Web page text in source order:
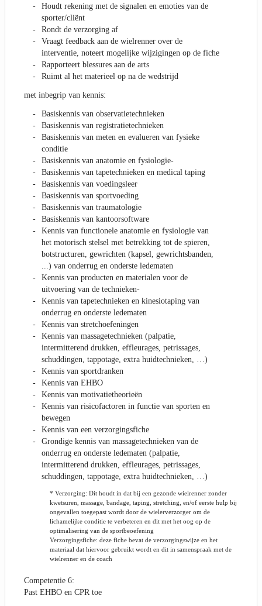
Houdt rekening met de signalen en emoties van de
sporter/cliënt
Rondt de verzorging af
Vraagt feedback aan de wielrenner over de
interventie, noteert mogelijke wijzigingen op de fiche
Rapporteert blessures aan de arts
Ruimt al het materieel op na de wedstrijd
met inbegrip van kennis:
Basiskennis van observatietechnieken
Basiskennis van registratietechnieken
Basiskennis van meten en evalueren van fysieke
conditie
Basiskennis van anatomie en fysiologie-
Basiskennis van tapetechnieken en medical taping
Basiskennis van voedingsleer
Basiskennis van sportvoeding
Basiskennis van traumatologie
Basiskennis van kantoorsoftware
Kennis van functionele anatomie en fysiologie van
het motorisch stelsel met betrekking tot de spieren,
botstructuren, gewrichten (kapsel, gewrichtsbanden,
...) van onderrug en onderste ledematen
Kennis van producten en materialen voor de
uitvoering van de technieken-
Kennis van tapetechnieken en kinesiotaping van
onderrug en onderste ledematen
Kennis van stretchoefeningen
Kennis van massagetechnieken (palpatie,
intermitterend drukken, effleurages, petrissages,
schuddingen, tappotage, extra huidtechnieken, …)
Kennis van sportdranken
Kennis van EHBO
Kennis van motivatietheorieën
Kennis van risicofactoren in functie van sporten en
bewegen
Kennis van een verzorgingsfiche
Grondige kennis van massagetechnieken van de
onderrug en onderste ledematen (palpatie,
intermitterend drukken, effleurages, petrissages,
schuddingen, tappotage, extra huidtechnieken, …)
* Verzorging: Dit houdt in dat bij een gezonde wielrenner zonder
kwetsuren, massage, bandage, taping, stretching, en/of eerste hulp bij
ongevallen toegepast wordt door de wielerverzorger om de
lichamelijke conditie te verbeteren en dit met het oog op de
optimalisering van de sportbeoefening
Verzorgingsfiche: deze fiche bevat de verzorgingswijze en het
materiaal dat hiervoor gebruikt wordt en dit in samenspraak met de
wielrenner en de coach
Competentie 6:
Past EHBO en CPR toe